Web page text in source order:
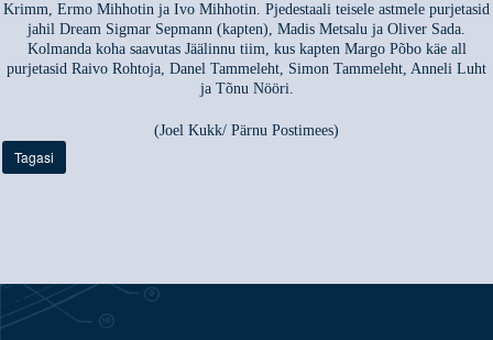
Krimm, Ermo Mihhotin ja Ivo Mihhotin. Pjedestaali teisele astmele purjetasid
jahil Dream Sigmar Sepmann (kapten), Madis Metsalu ja Oliver Sada.
Kolmanda koha saavutas Jäälinnu tiim, kus kapten Margo Põbo käe all
purjetasid Raivo Rohtoja, Danel Tammeleht, Simon Tammeleht, Anneli Luht
ja Tõnu Nööri.
(Joel Kukk/ Pärnu Postimees)
Tagasi